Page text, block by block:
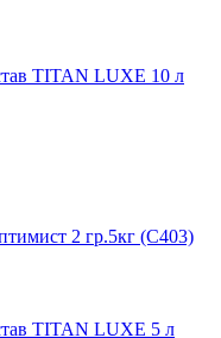
TITAN LUXE 10 л
2 гр.5кг (С403)
TITAN LUXE 5 л